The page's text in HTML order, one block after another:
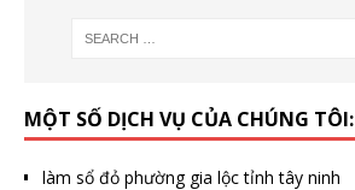
MỘT SỐ DỊCH VỤ CỦA CHÚNG TÔI:
làm sổ đỏ phường gia lộc tỉnh tây ninh